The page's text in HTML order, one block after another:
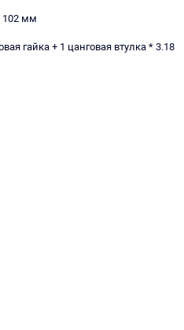
102 мм
гайка + 1 цанговая втулка * 3.18